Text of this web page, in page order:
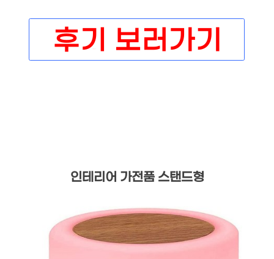
인테리어 가전품 스탠드형